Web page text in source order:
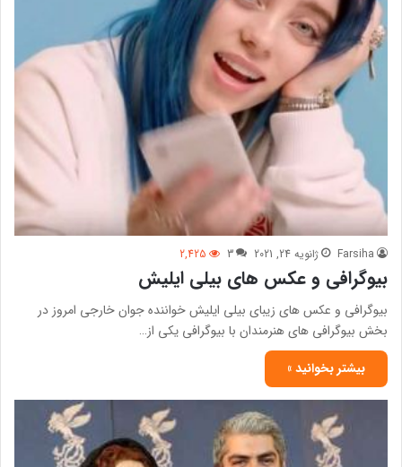
Farsiha ژانویه 24, 2021 3
2,425
بیوگرافی و عکس های بیلی ایلیش
بیوگرافی و عکس های زیبای بیلی ایلیش خواننده جوان خارجی امروز در
بخش بیوگرافی های هنرمندان با بیوگرافی یکی از…
بیشتر بخوانید »